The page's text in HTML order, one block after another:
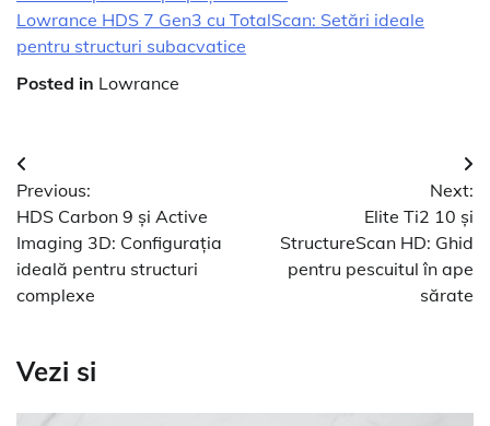
Lowrance HDS 7 Gen3 cu TotalScan: Setări ideale
pentru structuri subacvatice
Posted in Lowrance
Navigare
în
articole
Previous:
HDS Carbon 9 și Active
Imaging 3D: Configurația
ideală pentru structuri
complexe
Next:
Elite Ti2 10 și
StructureScan HD: Ghid
pentru pescuitul în ape
sărate
Vezi si